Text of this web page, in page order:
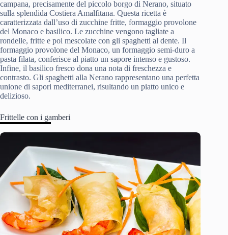
campana, precisamente del piccolo borgo di Nerano, situato
sulla splendida Costiera Amalfitana. Questa ricetta è
caratterizzata dall’uso di zucchine fritte, formaggio provolone
del Monaco e basilico. Le zucchine vengono tagliate a
rondelle, fritte e poi mescolate con gli spaghetti al dente. Il
formaggio provolone del Monaco, un formaggio semi-duro a
pasta filata, conferisce al piatto un sapore intenso e gustoso.
Infine, il basilico fresco dona una nota di freschezza e
contrasto. Gli spaghetti alla Nerano rappresentano una perfetta
unione di sapori mediterranei, risultando un piatto unico e
delizioso.
Frittelle con i gamberi